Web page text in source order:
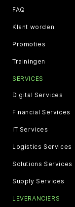
FAQ
Klant worden
Promoties
Trainingen
SERVICES
Digital Services
Financial Services
IT Services
Logistics Services
Solutions Services
Supply Services
LEVERANCIERS